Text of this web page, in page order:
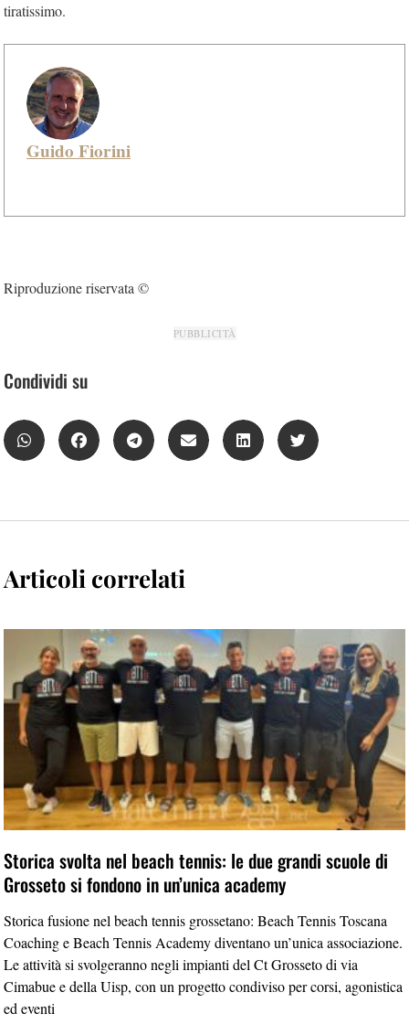
tiratissimo.
Guido Fiorini
Riproduzione riservata ©
PUBBLICITÀ
Condividi su
Articoli correlati
Storica svolta nel beach tennis: le due grandi scuole di
Grosseto si fondono in un’unica academy
Storica fusione nel beach tennis grossetano: Beach Tennis Toscana
Coaching e Beach Tennis Academy diventano un’unica associazione.
Le attività si svolgeranno negli impianti del Ct Grosseto di via
Cimabue e della Uisp, con un progetto condiviso per corsi, agonistica
ed eventi